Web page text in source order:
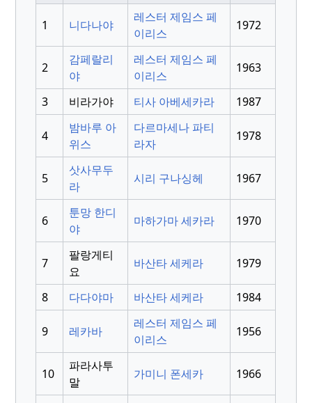
1 니다나야
레스터 제임스 페
이리스
1972
2
감페랄리
야
레스터 제임스 페
이리스
1963
3 비라가야 티사 아베세카라 1987
4
밤바루 아
위스
다르마세나 파티
라자
1978
5
삿사무두
라
시리 구나싱헤 1967
6
툰망 한디
야
마하가마 세카라 1970
7
팔랑게티
요
바산타 세케라 1979
8 다다야마 바산타 세케라 1984
9 레카바
레스터 제임스 페
이리스
1956
10
파라사투
말
가미니 폰세카 1966